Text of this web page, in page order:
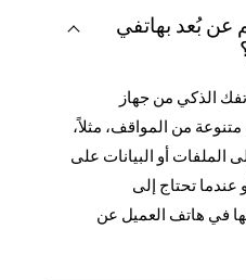
عن بُعد بهاتفي
الذكي من جهاز
من المواقف، مثلاً،
الملفات أو البيانات على
تحتاج إلى
في هاتف العميل عن